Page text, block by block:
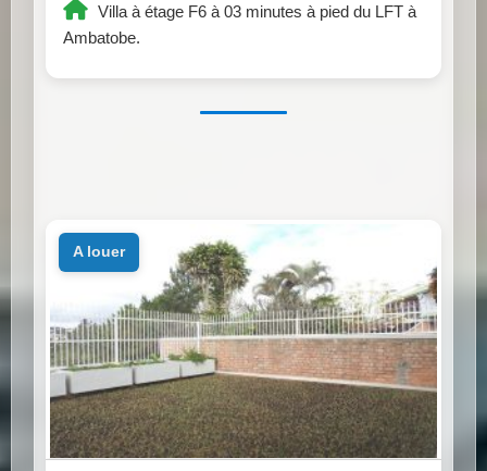
Villa à étage F6 à 03 minutes à pied du LFT à
Ambatobe.
a louer